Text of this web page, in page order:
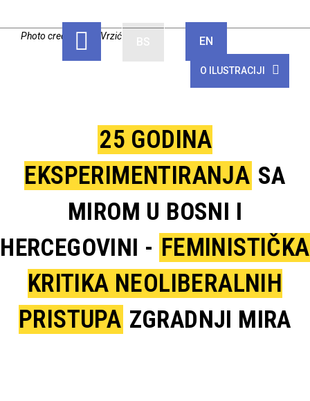
EN
Photo credit: Sanja Vrzić
O ILUSTRACIJI
25 GODINA
EKSPERIMENTIRANJA SA
MIROM U BOSNI I
HERCEGOVINI - FEMINISTIČKA
KRITIKA NEOLIBERALNIH
PRISTUPA ZGRADNJI MIRA